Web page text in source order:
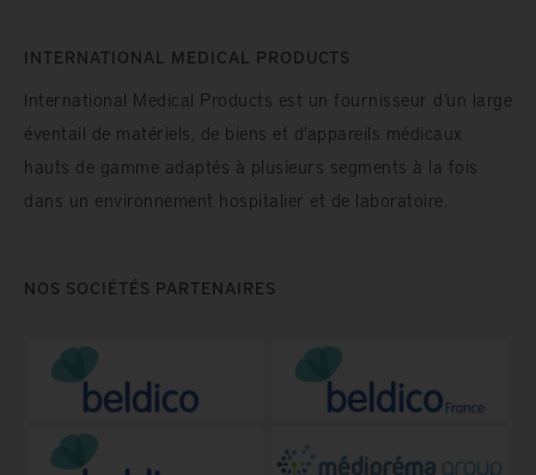
INTERNATIONAL MEDICAL PRODUCTS
International Medical Products est un fournisseur d’un large
éventail de matériels, de biens et d'appareils médicaux
hauts de gamme adaptés à plusieurs segments à la fois
dans un environnement hospitalier et de laboratoire.
NOS SOCIÉTÉS PARTENAIRES